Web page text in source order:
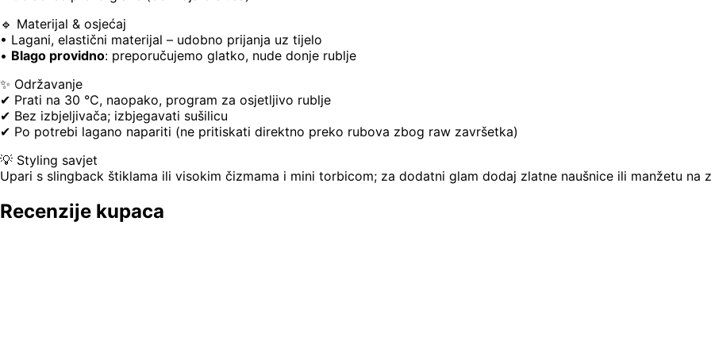
🔹 Materijal & osjećaj
• Lagani, elastični materijal – udobno prijanja uz tijelo
• Blago providno: preporučujemo glatko, nude donje rublje
✨ Održavanje
✔ Prati na 30 °C, naopako, program za osjetljivo rublje
✔ Bez izbjeljivača; izbjegavati sušilicu
✔ Po potrebi lagano napariti (ne pritiskati direktno preko rubova zbog raw završetka)
💡 Styling savjet
Upari s slingback štiklama ili visokim čizmama i mini torbicom; za dodatni glam dodaj zlatne naušnice ili manžetu na
Recenzije kupaca